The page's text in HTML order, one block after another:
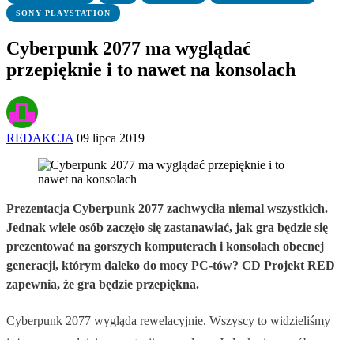
SONY PLAYSTATION
Cyberpunk 2077 ma wyglądać
przepięknie i to nawet na konsolach
REDAKCJA 09 lipca 2019
Prezentacja Cyberpunk 2077 zachwyciła niemal wszystkich.
Jednak wiele osób zaczęło się zastanawiać, jak gra będzie się
prezentować na gorszych komputerach i konsolach obecnej
generacji, którym daleko do mocy PC-tów? CD Projekt RED
zapewnia, że gra będzie przepiękna.
Cyberpunk 2077 wygląda rewelacyjnie. Wszyscy to widzieliśmy